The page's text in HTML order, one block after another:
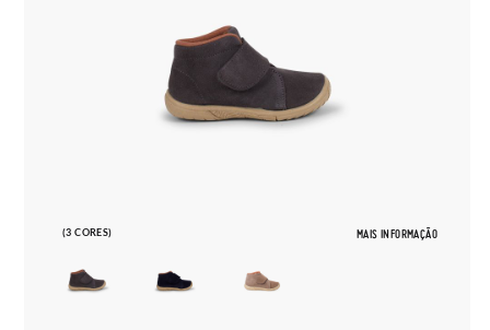
(3 CORES) MAIS INFORMAÇÃO